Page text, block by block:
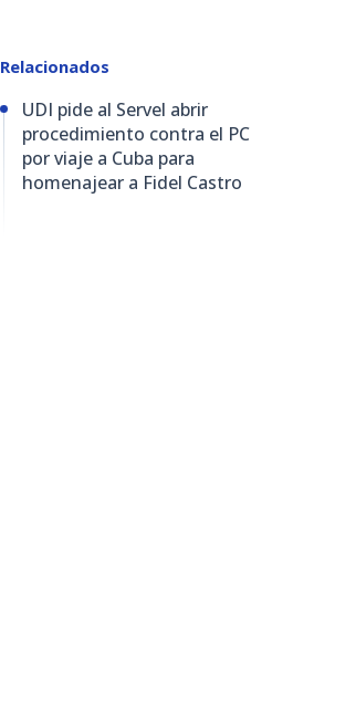
Relacionados
UDI pide al Servel abrir
procedimiento contra el PC
por viaje a Cuba para
homenajear a Fidel Castro